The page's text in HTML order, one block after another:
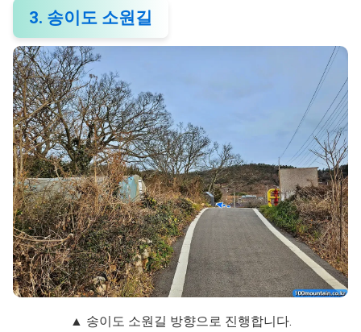
3. 송이도 소원길
▲ 송이도 소원길 방향으로 진행합니다.